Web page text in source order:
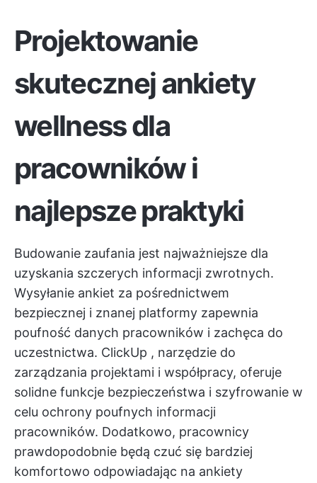
Projektowanie
skutecznej ankiety
wellness dla
pracowników i
najlepsze praktyki
Budowanie zaufania jest najważniejsze dla
uzyskania szczerych informacji zwrotnych.
Wysyłanie ankiet za pośrednictwem
bezpiecznej i znanej platformy zapewnia
poufność danych pracowników i zachęca do
uczestnictwa. ClickUp , narzędzie do
zarządzania projektami i współpracy, oferuje
solidne funkcje bezpieczeństwa i szyfrowanie w
celu ochrony poufnych informacji
pracowników. Dodatkowo, pracownicy
prawdopodobnie będą czuć się bardziej
komfortowo odpowiadając na ankiety